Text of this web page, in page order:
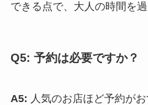
できる点で、大人の時間を
Q5: 予約は必要ですか？
A5: 人気のお店ほど予約が